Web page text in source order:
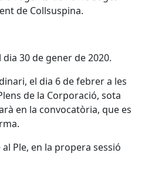
de Collsuspina.
dia 30 de gener de 2020.
el dia 6 de febrer a les
de la Corporació, sota
en la convocatòria, que es
Ple, en la propera sessió